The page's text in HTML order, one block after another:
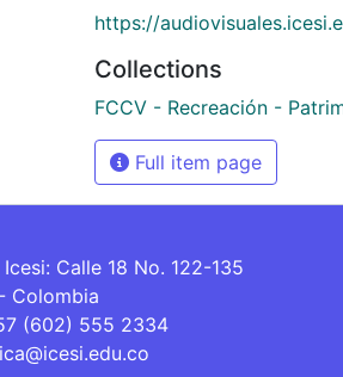
https://
Collections
FCCV - Recreación -
Full item page
Calle 18 No. 122-135
Colombia
(602) 555 2334